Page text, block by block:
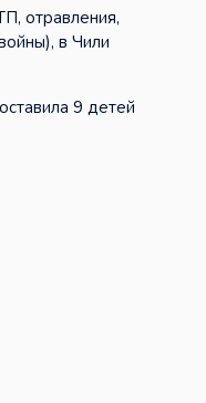
отравления,
в Чили
9 детей